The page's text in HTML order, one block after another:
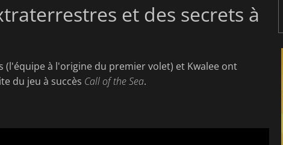
et des secrets à
(l'équipe à l'origine du premier volet) et Kwalee ont
du jeu à succès Call of the Sea.